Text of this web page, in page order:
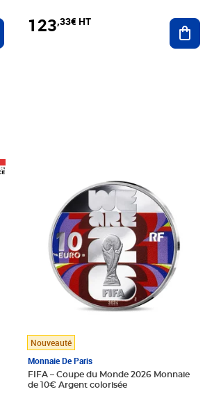
au panier
123,33€ HT
Nouveauté
Monnaie De Paris
FIFA – Coupe du Monde 2026 Monnaie
de 10€ Argent colorisée